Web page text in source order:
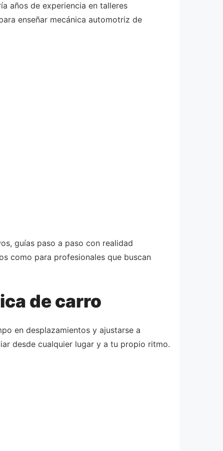
años de experiencia en talleres
enseñar mecánica automotriz de
guías paso a paso con realidad
como para profesionales que buscan
de carro
en desplazamientos y ajustarse a
desde cualquier lugar y a tu propio ritmo.